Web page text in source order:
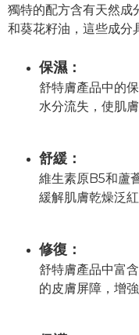
獨特的配方含有天然成
和葵花籽油，這些成分
保濕：
舒特膚產品中的
水分流失，使肌
舒緩：
維生素原B5和蘆
緩解肌膚乾燥泛
修復：
舒特膚產品中富
的皮膚屏障，增